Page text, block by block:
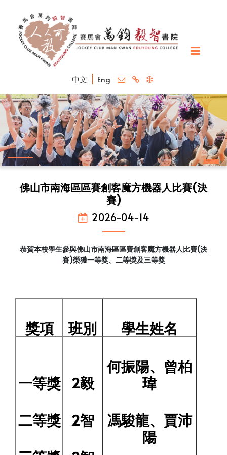
中文 Eng
佛山市南海區區賽創客魔方機器人比賽(決
賽)
2026-04-14
恭賀本校學生參與佛山市南海區區賽創客魔方機器人比賽(決
賽)榮獲一等獎、二等獎及三等獎
獎項 班別 學生姓名
一等獎
二等獎
2毅
2智
何振陽、曾柏
瑋
馮駿龍、賈沛
陽